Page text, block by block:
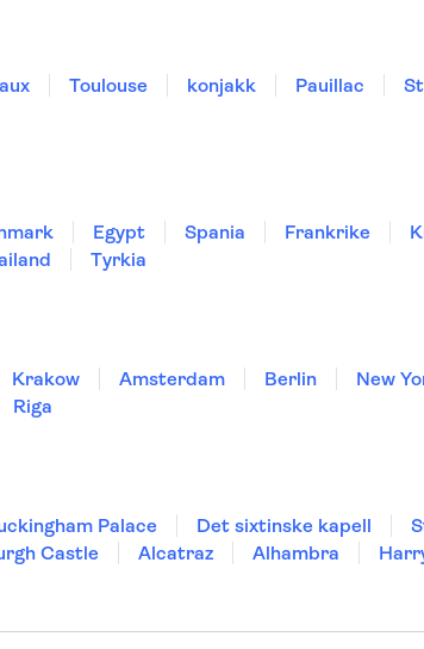
Toulouse konjakk Pauillac
Egypt Spania Frankrike
Tyrkia
Krakow Amsterdam Berlin New
Riga
Palace Det sixtinske kapell
Castle Alcatraz Alhambra